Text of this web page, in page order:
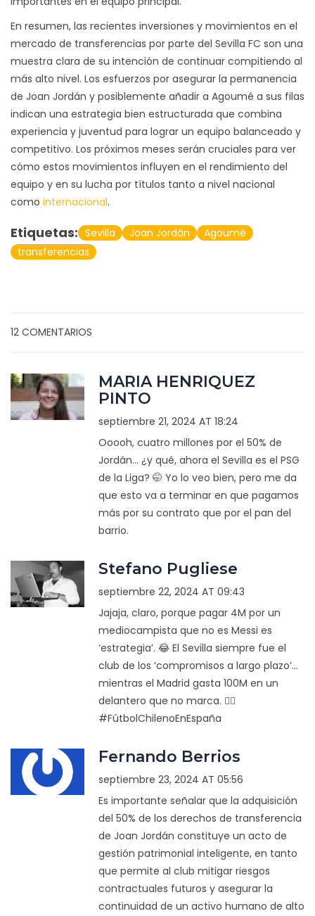
En resumen, las recientes inversiones y movimientos en el
mercado de transferencias por parte del Sevilla FC son una
muestra clara de su intención de continuar compitiendo al
más alto nivel. Los esfuerzos por asegurar la permanencia
de Joan Jordán y posiblemente añadir a Agoumé a sus filas
indican una estrategia bien estructurada que combina
experiencia y juventud para lograr un equipo balanceado y
competitivo. Los próximos meses serán cruciales para ver
cómo estos movimientos influyen en el rendimiento del
equipo y en su lucha por títulos tanto a nivel nacional
como internacional.
Etiquetas: Sevilla Joan Jordán
Agoumé
transferencias
12 COMENTARIOS
MARIA HENRIQUEZ
PINTO
septiembre 21, 2024 AT 18:24
Ooooh, cuatro millones por el 50% de
Jordán... ¿y qué, ahora el Sevilla es el PSG
de la Liga? 🤭 Yo lo veo bien, pero me da
que esto va a terminar en que pagamos
más por su contrato que por el pan del
barrio.
Stefano Pugliese
septiembre 22, 2024 AT 09:43
Jajaja, claro, porque pagar 4M por un
mediocampista que no es Messi es
‘estrategia’. 😂 El Sevilla siempre fue el
club de los ‘compromisos a largo plazo’...
mientras el Madrid gasta 100M en un
delantero que no marca. 🤷‍♂️
#FútbolChilenoEnEspaña
Fernando Berrios
septiembre 23, 2024 AT 05:56
Es importante señalar que la adquisición
del 50% de los derechos de transferencia
de Joan Jordán constituye un acto de
gestión patrimonial inteligente, en tanto
que permite al club mitigar riesgos
contractuales futuros y asegurar la
continuidad de un activo humano de alto